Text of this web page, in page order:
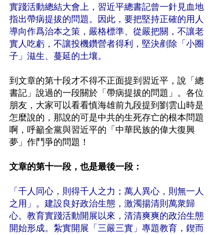
實踐活動總結大會上，習近平總書記曾一針見血地
指出帶病提拔的問題。因此，要把堅持正確的用人
導向作爲治本之策，嚴格標準、從嚴把關，不讓老
實人吃虧，不讓投機鑽營者得利，堅決剷除「小圈
子」滋生、蔓延的土壤。
到文章的第十段才不得不正面提到習近平，說「總
書記」說過的一段關於「帶病提拔的問題」。各位
朋友，大家可以看看慎海雄前九段提到劉雲山時是
怎麼說的，那說的可是中共的生死存亡的根本問題
啊，呼籲全黨與習近平的「中華民族的偉大復興
夢」作鬥爭的問題！
文章的第十一段，也是最後一段：
「千人同心，則得千人之力；萬人異心，則無一人
之用」。建設良好政治生態，激濁揚清則萬衆歸
心。教育實踐活動開展以來，清清爽爽的政治生態
開始形成。紮實開展「三嚴三實」專題教育，鍥而